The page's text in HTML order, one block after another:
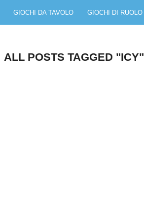
GIOCHI DA TAVOLO GIOCHI DI RUOLO
ALL POSTS TAGGED "ICY"